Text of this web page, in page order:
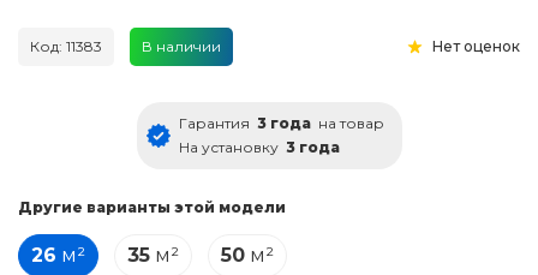
Код: 11383 В наличии Нет оценок
Гарантия 3 года на товар
На установку 3 года
Другие варианты этой модели
26 м² 35 м² 50 м²